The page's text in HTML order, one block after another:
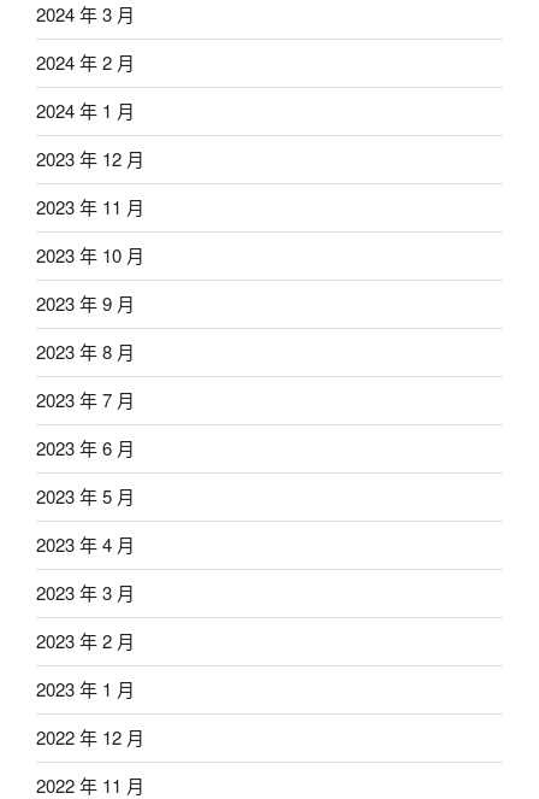
2024 年 3 月
2024 年 2 月
2024 年 1 月
2023 年 12 月
2023 年 11 月
2023 年 10 月
2023 年 9 月
2023 年 8 月
2023 年 7 月
2023 年 6 月
2023 年 5 月
2023 年 4 月
2023 年 3 月
2023 年 2 月
2023 年 1 月
2022 年 12 月
2022 年 11 月